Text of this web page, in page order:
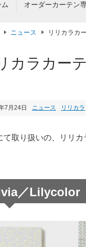
オーダーカーテン
ニュース リリカラカ
カラカー
7月24日 ニュース リリカラ
て取り扱いの、リリ
／Lilycolor